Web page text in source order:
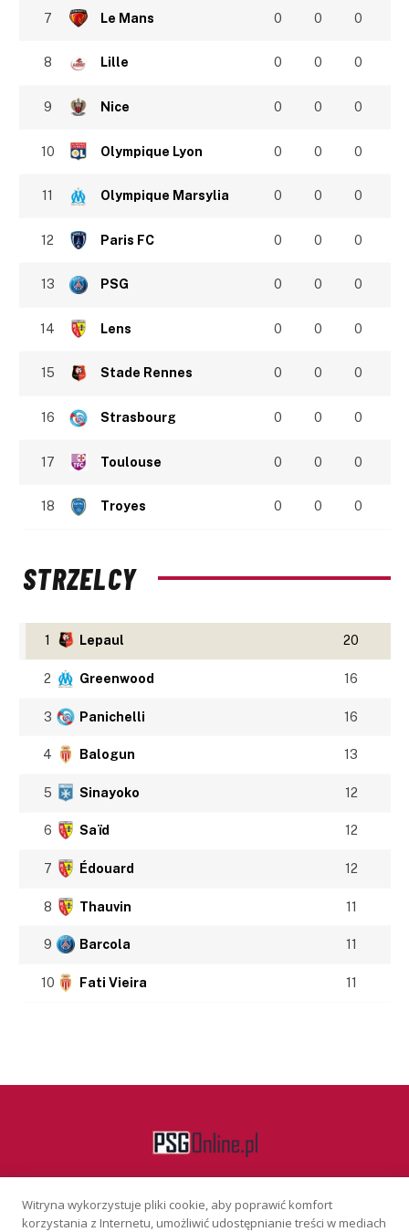
7 Le Mans 0 0 0
8 Lille 0 0 0
9 Nice 0 0 0
10 Olympique Lyon 0 0 0
11 Olympique Marsylia 0 0 0
12 Paris FC 0 0 0
13 PSG 0 0 0
14 Lens 0 0 0
15 Stade Rennes 0 0 0
16 Strasbourg 0 0 0
17 Toulouse 0 0 0
18 Troyes 0 0 0
STRZELCY
1 Lepaul 20
2 Greenwood 16
3 Panichelli 16
4 Balogun 13
5 Sinayoko 12
6 Saïd 12
7 Édouard 12
8 Thauvin 11
9 Barcola 11
10 Fati Vieira 11
Facebook
Witryna wykorzystuje pliki cookie, aby poprawić komfort
korzystania z Internetu, umożliwić udostępnianie treści w mediach